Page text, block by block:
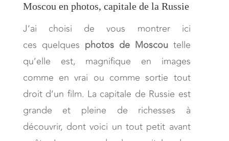
Moscou en photos, capitale de la Russie
J’ai choisi de vous montrer ici
ces quelques photos de Moscou telle
qu’elle est, magnifique en images
comme en vrai ou comme sortie tout
droit d’un film. La capitale de Russie est
grande et pleine de richesses à
découvrir, dont voici un tout petit avant